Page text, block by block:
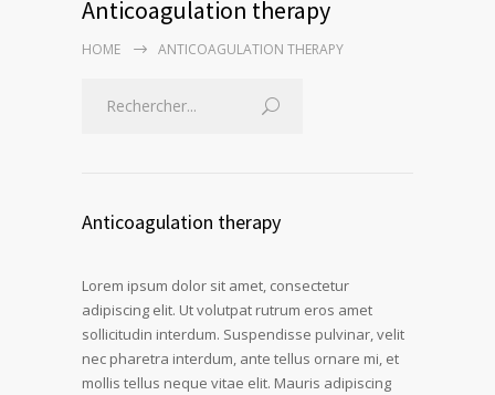
Anticoagulation therapy
HOME ANTICOAGULATION THERAPY
Anticoagulation therapy
Lorem ipsum dolor sit amet, consectetur
adipiscing elit. Ut volutpat rutrum eros amet
sollicitudin interdum. Suspendisse pulvinar, velit
nec pharetra interdum, ante tellus ornare mi, et
mollis tellus neque vitae elit. Mauris adipiscing